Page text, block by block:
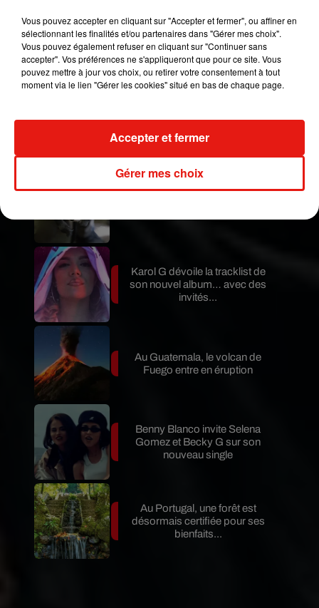
Publié : 27 juin 2021 à 16h45 par Aurélie AMCN
Mundo Latino
Guatemala : l'éruption du volcan
de Fuego est terminée
Karol G dévoile la tracklist de
son nouvel album… avec des
invités...
Au Guatemala, le volcan de
Fuego entre en éruption
Benny Blanco invite Selena
Gomez et Becky G sur son
nouveau single
Au Portugal, une forêt est
désormais certifiée pour ses
bienfaits...
Vous pouvez accepter en cliquant sur "Accepter et fermer", ou affiner en
sélectionnant les finalités et/ou partenaires dans "Gérer mes choix".
Vous pouvez également refuser en cliquant sur "Continuer sans
accepter". Vos préférences ne s'appliqueront que pour ce site. Vous
pouvez mettre à jour vos choix, ou retirer votre consentement à tout
moment via le lien "Gérer les cookies" situé en bas de chaque page.
Gérer mes choix
Accepter et fermer